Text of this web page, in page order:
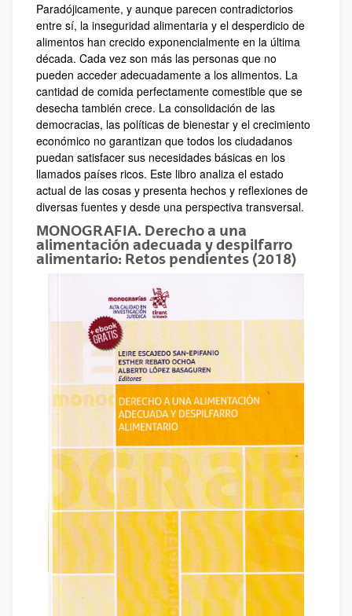
Paradójicamente, y aunque parecen contradictorios
entre sí, la inseguridad alimentaria y el desperdicio de
alimentos han crecido exponencialmente en la última
década. Cada vez son más las personas que no
pueden acceder adecuadamente a los alimentos. La
cantidad de comida perfectamente comestible que se
desecha también crece. La consolidación de las
democracias, las políticas de bienestar y el crecimiento
económico no garantizan que todos los ciudadanos
puedan satisfacer sus necesidades básicas en los
llamados países ricos. Este libro analiza el estado
actual de las cosas y presenta hechos y reflexiones de
diversas fuentes y desde una perspectiva transversal.
MONOGRAFIA. Derecho a una
alimentación adecuada y despilfarro
alimentario: Retos pendientes (2018)